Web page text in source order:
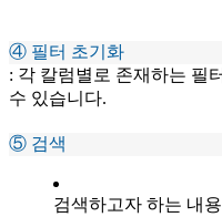
④ 필터 초기화
: 각 칼럼별로 존재하는 필
수 있습니다.
⑤ 검색
검색하고자 하는 내